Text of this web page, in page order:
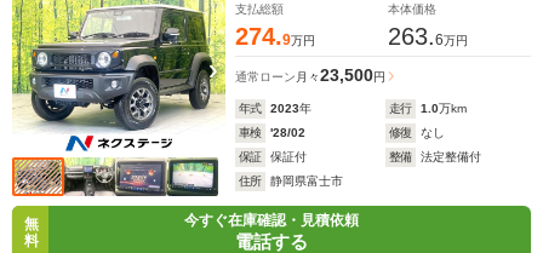
支払総額
274.9万円
本体価格
263.6万円
通常ローン 月々23,500円
年式 2023年 走行 1.0万km
車検
'28/02 修復
なし
保証
保証付 整備
法定整備付
住所
静岡県富士市
無
料
今すぐ在庫確認・見積依頼
電話する